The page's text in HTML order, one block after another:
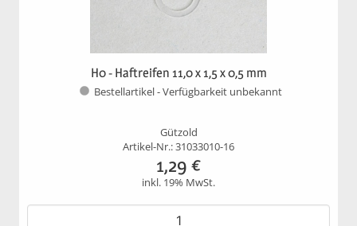
H0 - Haftreifen 11,0 x 1,5 x 0,5 mm
Bestellartikel - Verfügbarkeit unbekannt
Gützold
Artikel-Nr.: 31033010-16
1,29 €
inkl. 19% MwSt.